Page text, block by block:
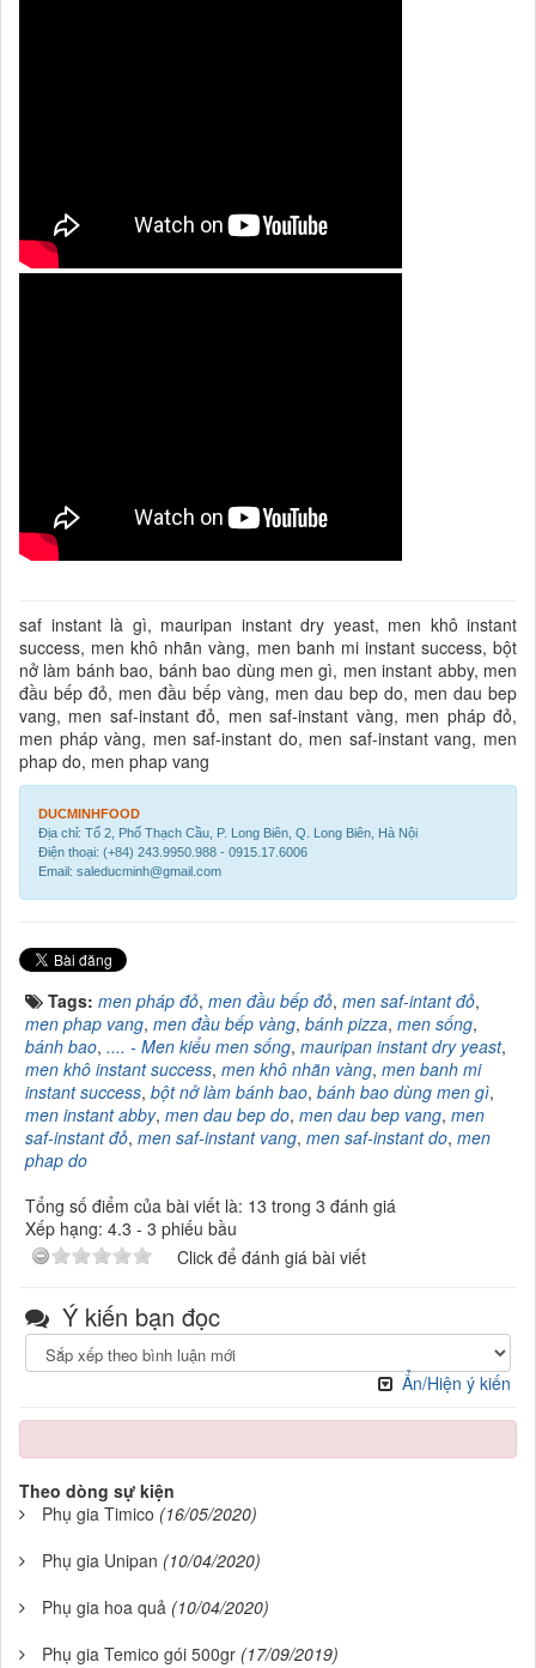
saf instant là gì, mauripan instant dry yeast, men khô instant
success, men khô nhãn vàng, men banh mi instant success, bột
nở làm bánh bao, bánh bao dùng men gì, men instant abby, men
đầu bếp đỏ, men đầu bếp vàng, men dau bep do, men dau bep
vang, men saf-instant đỏ, men saf-instant vàng, men pháp đỏ,
men pháp vàng, men saf-instant do, men saf-instant vang, men
phap do, men phap vang
DUCMINHFOOD
Địa chỉ: Tổ 2, Phố Thạch Cầu, P. Long Biên, Q. Long Biên, Hà Nội
Điện thoại: (+84) 243.9950.988 - 0915.17.6006
Email: saleducminh@gmail.com
Tags: men pháp đỏ, men đầu bếp đỏ, men saf-intant đỏ,
men phap vang, men đầu bếp vàng, bánh pizza, men sống,
bánh bao, .... - Men kiểu men sống, mauripan instant dry yeast,
men khô instant success, men khô nhãn vàng, men banh mi
instant success, bột nở làm bánh bao, bánh bao dùng men gì,
men instant abby, men dau bep do, men dau bep vang, men
saf-instant đỏ, men saf-instant vang, men saf-instant do, men
phap do
Tổng số điểm của bài viết là: 13 trong 3 đánh giá
Xếp hạng: 4.3 - 3 phiếu bầu
Click để đánh giá bài viết
Ý kiến bạn đọc
Ẩn/Hiện ý kiến
Theo dòng sự kiện
Phụ gia Timico (16/05/2020)
Phụ gia Unipan (10/04/2020)
Phụ gia hoa quả (10/04/2020)
Phụ gia Temico gói 500gr (17/09/2019)